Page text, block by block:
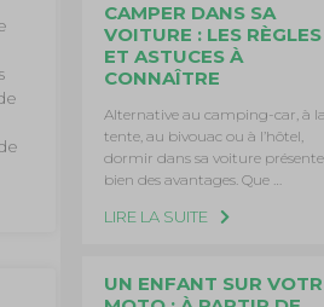
CAMPER DANS SA
VOITURE : LES RÈGLES
ET ASTUCES À
CONNAÎTRE
Alternative au camping-car, à
tente, au bivouac ou à l’hôtel,
dormir dans sa voiture présente
bien des avantages. Que …
LIRE LA SUITE
UN ENFANT SUR